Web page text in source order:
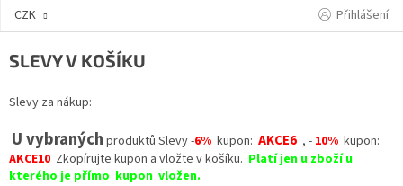
Přejít
CZK Přihlášení
SLEVY V KOŠÍKU
Slevy za nákup:
U vybraných produktů Slevy -6% kupon: AKCE6 , - 10% kupon:
AKCE10 Zkopírujte kupon a vložte v košíku. Platí jen u zboží u
kterého je přímo kupon vložen.